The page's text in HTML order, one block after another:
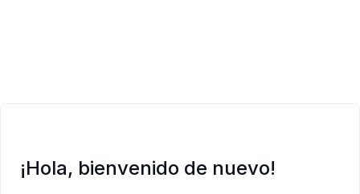
¡Hola, bienvenido de nuevo!